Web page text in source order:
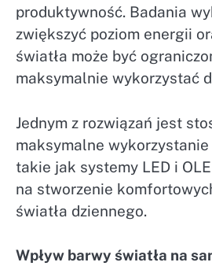
produktywność. Badania
zwiększyć poziom energii
światła może być
maksymalnie wykorzystać
Jednym z rozwiązań jest
maksymalne
takie jak systemy LED i
na stworzenie
światła dziennego.
Wpływ barwy światła na